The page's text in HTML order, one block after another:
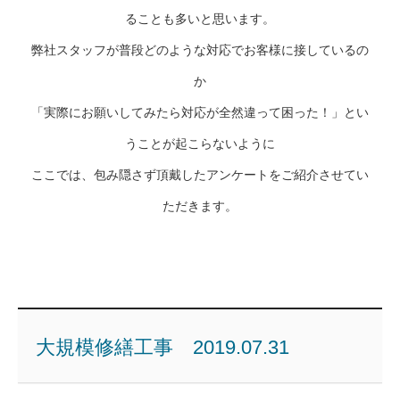
ることも多いと思います。
弊社スタッフが普段どのような対応でお客様に接しているの
か
「実際にお願いしてみたら対応が全然違って困った！」とい
うことが起こらないように
ここでは、包み隠さず頂戴したアンケートをご紹介させてい
ただきます。
大規模修繕工事 2019.07.31